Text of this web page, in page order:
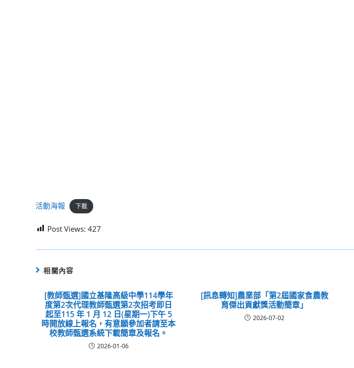
活動海報 下載
Post Views: 427
相關內容
[教師甄選]國立基隆高級中學114學年
度第2次代理教師甄選第2次招考即日
起至115 年 1 月 12 日(星期一)下午 5
時開放線上報名，有意願參加者請至本
校教師甄選系統下載簡章及報名。
2026-01-06
[訊息轉知]農業部「第2屆國家食農教
育傑出貢獻獎活動簡章」
2026-07-02